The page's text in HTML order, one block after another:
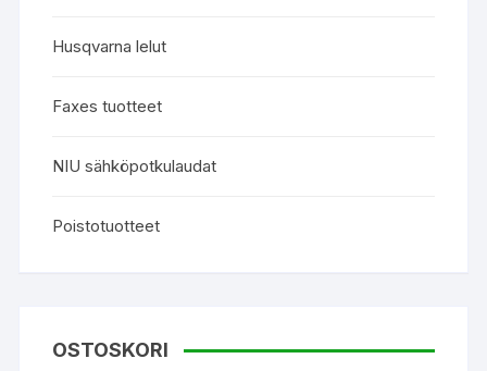
Husqvarna lelut
Faxes tuotteet
NIU sähköpotkulaudat
Poistotuotteet
OSTOSKORI